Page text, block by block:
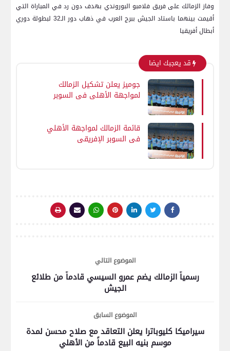
وفاز الزمالك على فريق فلامبو البوروندي بهدف دون رد في المباراة التي
أقيمت بينهما باستاد الجيش ببرج العرب في ذهاب دور الـ32 لبطولة دوري
أبطال أفريقيا
قد يعجبك ايضا
جوميز يعلن تشكيل الزمالك
لمواجهة الأهلي في السوبر
قائمة الزمالك لمواجهة الأهلي
في السوبر الإفريقي
الموضوع التالي
رسمياً الزمالك يضم عمرو السيسي قادماً من طلائع
الجيش
الموضوع السابق
سيراميكا كليوباترا يعلن التعاقد مع صلاح محسن لمدة
موسم بنيه البيع قادماً من الأهلي